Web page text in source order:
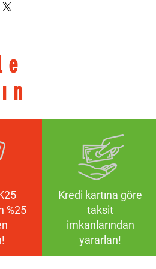
Film
%25
Kredi kartına göre
taksit
imkanlarından
yararlan!